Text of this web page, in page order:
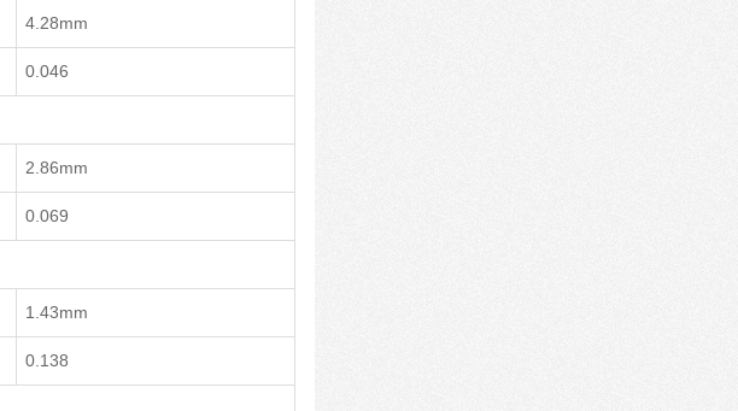
4.28mm
0.046
2.86mm
0.069
1.43mm
0.138